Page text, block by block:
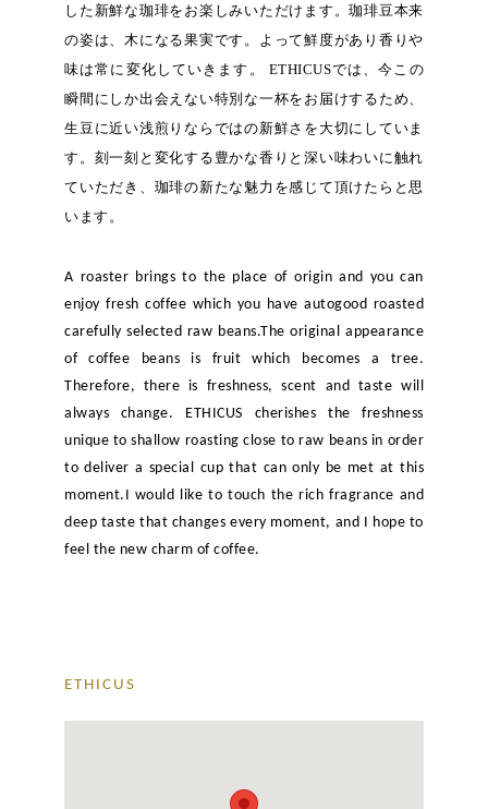
した新鮮な珈琲をお楽しみいただけます。珈琲豆本来
の姿は、木になる果実です。よって鮮度があり香りや
味は常に変化していきます。 ETHICUSでは、今この
瞬間にしか出会えない特別な一杯をお届けするため、
生豆に近い浅煎りならではの新鮮さを大切にしていま
す。刻一刻と変化する豊かな香りと深い味わいに触れ
ていただき、珈琲の新たな魅力を感じて頂けたらと思
います。
A roaster brings to the place of origin and you can
enjoy fresh coffee which you have autogood roasted
carefully selected raw beans.The original appearance
of coffee beans is fruit which becomes a tree.
Therefore, there is freshness, scent and taste will
always change. ETHICUS cherishes the freshness
unique to shallow roasting close to raw beans in order
to deliver a special cup that can only be met at this
moment.I would like to touch the rich fragrance and
deep taste that changes every moment, and I hope to
feel the new charm of coffee.
ETHICUS